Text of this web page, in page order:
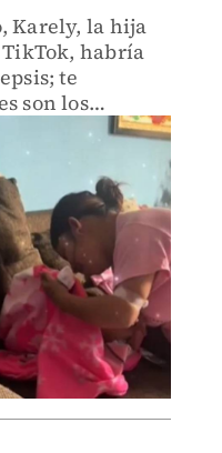
Karely, la hija
habría
te
son los